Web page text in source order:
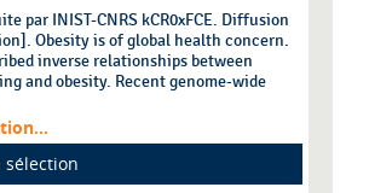
par INIST-CNRS kCR0xFCE. Diffusion
Obesity is of global health concern.
inverse relationships between
and obesity. Recent genome-wide
sélection